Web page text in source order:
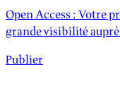
Open Access : Votre
grande visibilité
Publier